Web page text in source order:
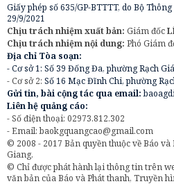
Giấy phép số 635/GP-BTTTT, do Bộ
29/9/2021
Chịu trách nhiệm xuất bản: Giám đốc
Chịu trách nhiệm nội dung: Phó Giám
Địa chỉ Tòa soạn:
- Cơ sở 1: Số 39 Đống Đa, phường Rạch
- Cơ sở 2: Số 16 Mạc Đĩnh Chi, phường
Gửi tin, bài cộng tác qua email:
Liên hệ quảng cáo:
- Số điện thoại: 02973.812.302
- Email:baokgquangcao@gmail.com
© 2008 - 2017 Bản quyền thuộc về Báo
Giang.
© Chỉ được phát hành lại thông tin trên
văn bản của Báo và Phát thanh, Truyền